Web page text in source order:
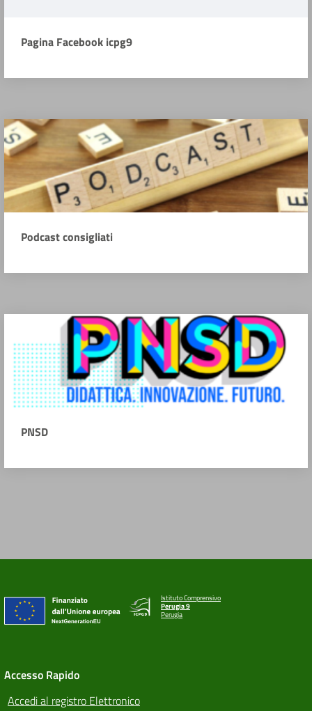
Pagina Facebook icpg9
Podcast consigliati
PNSD
Istituto Comprensivo
Perugia 9
Perugia
Accesso Rapido
Accedi al registro Elettronico